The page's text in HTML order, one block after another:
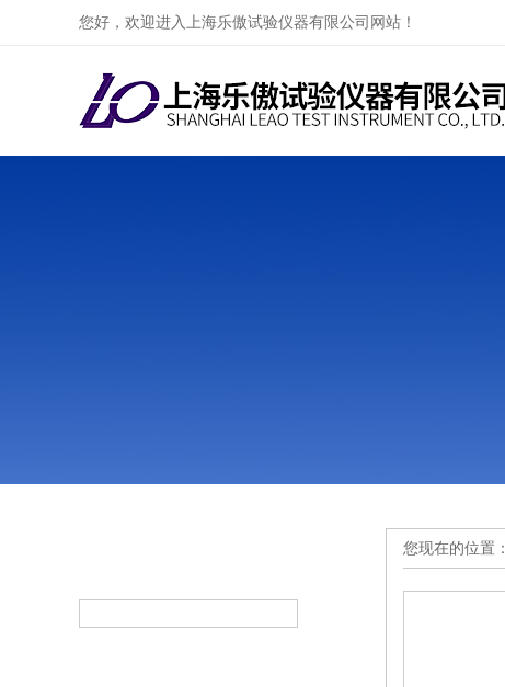
您好，欢迎进入上海乐傲试验仪器有限公司网站！
您现在的位置：